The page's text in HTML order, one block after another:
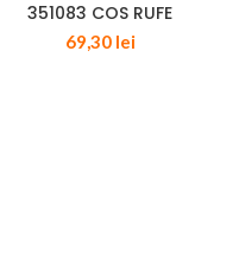
351083 COS RUFE
69,30 lei